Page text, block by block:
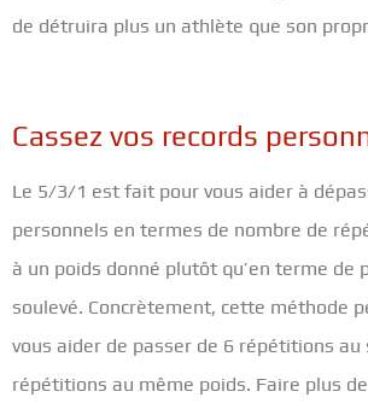
de détruira plus un athlète que son
Cassez vos records
Le 5/3/1 est fait pour vous aider à
personnels en termes de nombre de
à un poids donné plutôt qu’en terme de
soulevé. Concrètement, cette méthode
vous aider de passer de 6 répétitions au
répétitions au même poids. Faire plus